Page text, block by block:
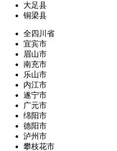
大足县
铜梁县
全四川省
宜宾市
眉山市
南充市
乐山市
内江市
遂宁市
广元市
绵阳市
德阳市
泸州市
攀枝花市